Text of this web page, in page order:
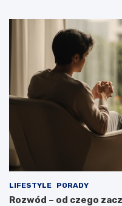
LIFESTYLE PORADY
Rozwód – od czego